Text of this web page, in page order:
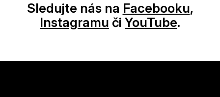
Sledujte nás na Facebooku,
Instagramu či YouTube.